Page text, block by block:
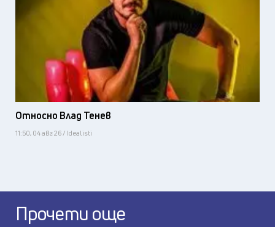
Относно Влад Тенев
11:50, 04 авг 26 / Idealisti
Прочети още